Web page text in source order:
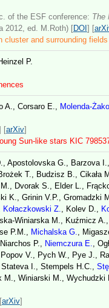
of the ESF conference: The
2012, ed. M.Roth) [DOI ] [
cluster and surrounding fields
P.
A., Corsaro E., Molenda-
[arXiv]
Sun-like stars KIC
Apostolovska G., Barzova
T., Budzisz B., Cikała
Dvorak S., Elder L.,
K., Grinin V.P., Gromadzki
Kołaczkowski Z., Kolev D.,
Winiarska M., Kuźmicz
P.M., Michalska G.,
P., Niemczura E.,
V., Pych W., Pye J.,
I., Stempels H.C.,
Winiarski M., Wychudzki
arXiv]